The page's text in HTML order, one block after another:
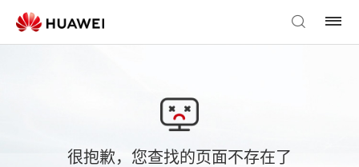
很抱歉，您查找的页面不存在了